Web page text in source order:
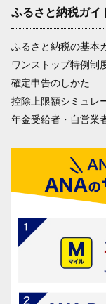
ふるさと納税ガイ
ふるさと納税の基本
ワンストップ特例制
確定申告のしかた
控除上限額シミュレ
年金受給者・自営業